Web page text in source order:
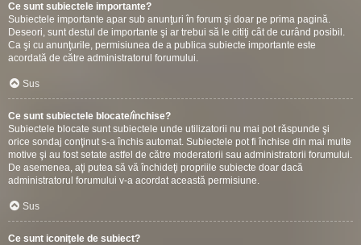
Ce sunt subiectele importante?
Subiectele importante apar sub anunţuri în forum şi doar pe prima pagină.
Deseori, sunt destul de importante şi ar trebui să le citiţi cât de curând posibil.
Ca şi cu anunţurile, permisiunea de a publica subiecte importante este
acordată de către administratorul forumului.
Sus
Ce sunt subiectele blocate/închise?
Subiectele blocate sunt subiectele unde utilizatorii nu mai pot răspunde şi
orice sondaj conţinut s-a închis automat. Subiectele pot fi închise din mai multe
motive şi au fost setate astfel de către moderatorii sau administratorii forumului.
De asemenea, aţi putea să vă închideţi propriile subiecte doar dacă
administratorul forumului v-a acordat această permisiune.
Sus
Ce sunt iconiţele de subiect?